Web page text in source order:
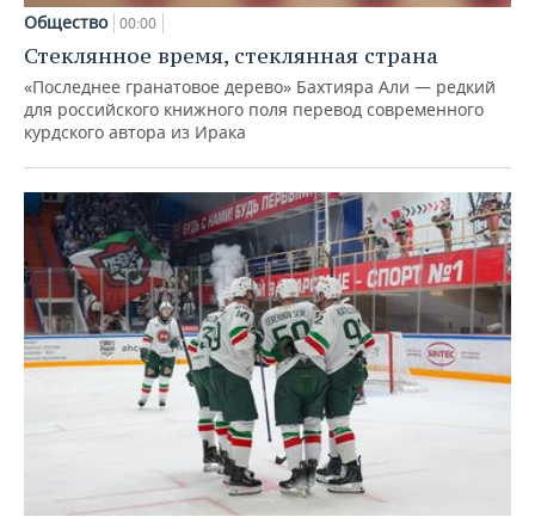
Общество 00:00
Стеклянное время, стеклянная страна
«Последнее гранатовое дерево» Бахтияра Али — редкий
для российского книжного поля перевод современного
курдского автора из Ирака